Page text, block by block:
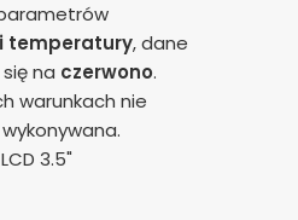
temperatury, dane
na czerwono.
warunkach nie
3.5"